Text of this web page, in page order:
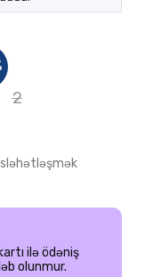
2
ilə ödəniş
olunmur.